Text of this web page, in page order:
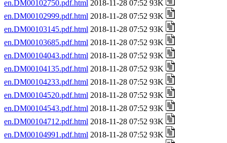
en.DM00102750.pdf.html 2018-11-28 07:52 93K
en.DM00102999.pdf.html 2018-11-28 07:52 93K
en.DM00103145.pdf.html 2018-11-28 07:52 93K
en.DM00103685.pdf.html 2018-11-28 07:52 93K
en.DM00104043.pdf.html 2018-11-28 07:52 93K
en.DM00104135.pdf.html 2018-11-28 07:52 93K
en.DM00104233.pdf.html 2018-11-28 07:52 93K
en.DM00104520.pdf.html 2018-11-28 07:52 93K
en.DM00104543.pdf.html 2018-11-28 07:52 93K
en.DM00104712.pdf.html 2018-11-28 07:52 93K
en.DM00104991.pdf.html 2018-11-28 07:52 93K